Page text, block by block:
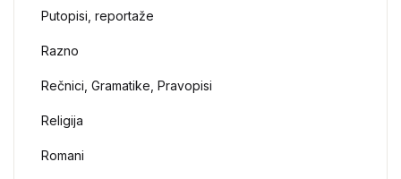
Putopisi, reportaže
Razno
Rečnici, Gramatike, Pravopisi
Religija
Romani